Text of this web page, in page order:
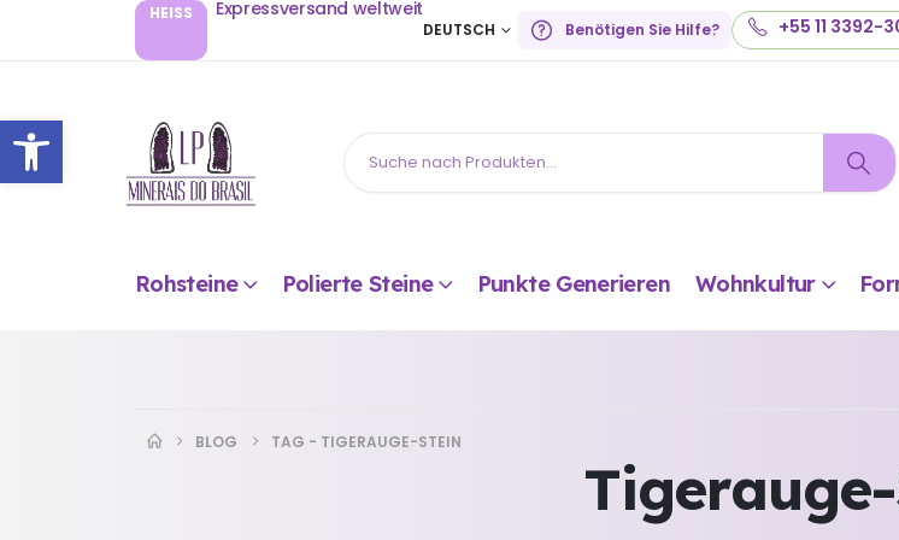
Open toolbar
HEISS Expressversand weltweit
DEUTSCH Benötigen Sie Hilfe? +55 11 3392-
Rohsteine Polierte Steine Punkte Generieren Wohnkultur
BLOG TAG - TIGERAUGE-STEIN